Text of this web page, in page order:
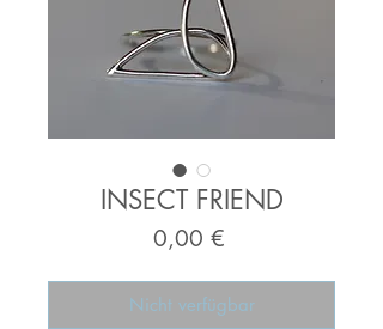
INSECT FRIEND
0,00 €Preis
Nicht verfügbar